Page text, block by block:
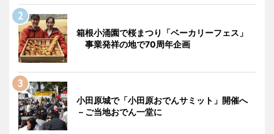
箱根小涌園で桜まつり「ベーカリーフェス」
事業発祥の地で70周年企画
小田原城で「小田原おでんサミット」開催へ
－ご当地おでん一堂に